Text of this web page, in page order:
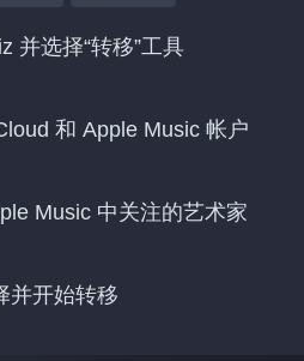
并选择“转移”工具
和 Apple Music 帐户
Music 中关注的艺术家
并开始转移